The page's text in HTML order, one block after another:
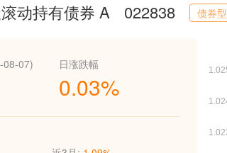
动持有债券 A 022838 债券型
08-07) 日涨跌幅
0.03%